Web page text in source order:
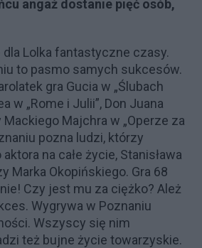
angaż dostanie pięć osób,
Lolka fantastyczne czasy.
to pasmo samych sukcesów.
gra Gucia w „Ślubach
w „Rome i Julii”, Don Juana
Mackiego Majchra w „Operze za
pozna ludzi, którzy
na całe życie, Stanisława
Marka Okopińskiego. Gra 68
Czy jest mu za ciężko? Ależ
Wygrywa w Poznaniu
Wszyscy się nim
też bujne życie towarzyskie.